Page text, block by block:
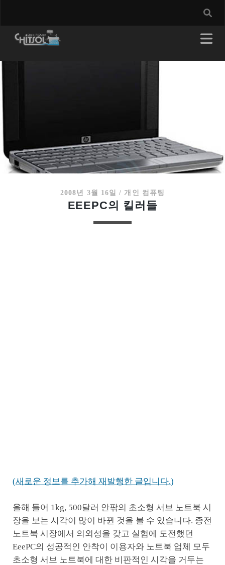
2008년 3월 16일 / 개인 컴퓨팅
EEEPC의 킬러들
(새로운 정보를 추가해 재발행한 글입니다.)
올해 들어 1kg, 500달러 안팎의 초소형 서브 노트북 시
장을 보는 시각이 많이 바뀐 것을 볼 수 있습니다. 종전
노트북 시장에서 의외성을 갖고 실험에 도전했던
EeePC의 성공적인 안착이 이용자와 노트북 업체 모두
초소형 서브 노트북에 대한 비판적인 시각을 거두는